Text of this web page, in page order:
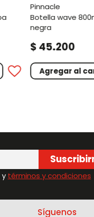
pinnacle
botella wave 800ml tapa
negra
$ 45.200
Agregar al
y términos y condiciones
Síguenos